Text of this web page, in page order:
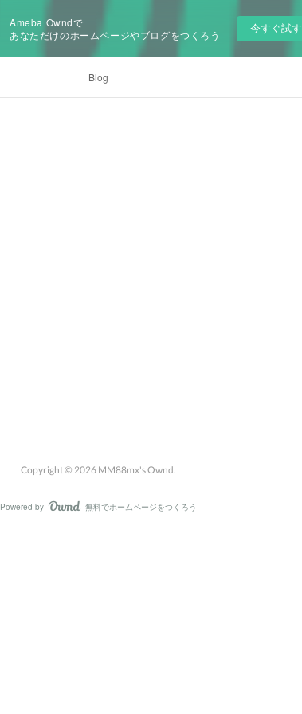
Ameba Owndで
あなただけのホームページやブログをつくろう
今すぐ試す
Blog
Copyright © 2026 MM88mx's Ownd.
Powered by AmebaOwnd
無料でホームページをつくろう